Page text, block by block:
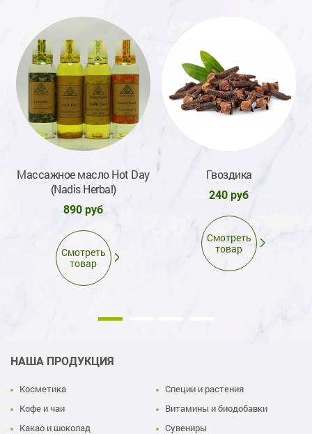
Массажное масло Hot Day
(Nadis Herbal)
890 руб
Смотреть
товар
Гвоздика
240 руб
Смотреть
товар
НАША ПРОДУКЦИЯ
Косметика
Кофе и чаи
Какао и шоколад
Специи и растения
Витамины и биодобавки
Сувениры